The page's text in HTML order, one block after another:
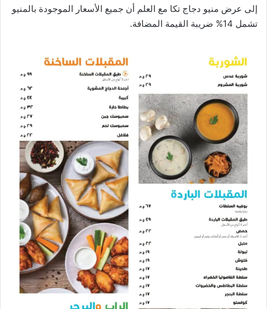
إلى عرض منيو دجاج تكا مع العلم أن جميع الأسعار الموجودة بالمنيو
تشمل 14% ضريبة القيمة المضافة.